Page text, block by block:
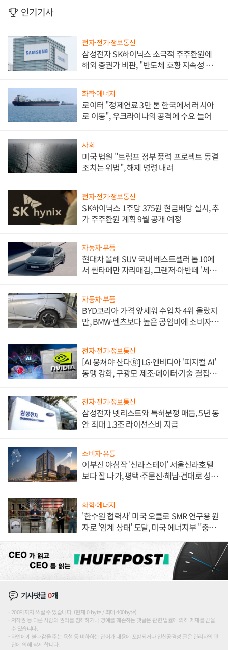
인기기사
전자·전기·정보통신
삼성전자 SK하이닉스 소극적 주주환원에
해외 증권가 비판, "반도체 호황 지속성 의
화학·에너지
로이터 "정제연료 3만 톤 한국에서 러시아
로 이동", 우크라이나의 공격에 수요 늘어
사회
미국 법원 "트럼프 정부 풍력 프로젝트 동결
조치는 위법", 해제 명령 내려
전자·전기·정보통신
SK하이닉스 1주당 375원 현금배당 실시, 추
가 주주환원 계획 9월 공개 예정
자동차·부품
현대차 올해 SUV 국내 베스트셀러 톱10에
서 싼타페만 자리매김, 그랜저·아반떼 '세단
자동차·부품
BYD코리아 가격 앞세워 수입차 4위 올랐지
만, BMW·벤츠보다 높은 공임비에 소비자
전자·전기·정보통신
[AI 뭉쳐야 산다⑧] LG·엔비디아 '피지컬 AI'
동맹 강화, 구광모 제조·데이터·기술 결집
전자·전기·정보통신
삼성전자 넷리스트와 특허분쟁 매듭, 5년 동
안 최대 1.3조 라이선스비 지급
소비자·유통
이부진 야심작 '신라스테이' 서울신라호텔
보다 잘 나가, 평택·주문진·해남·건대로 성
화학·에너지
'한수원 협력사' 미국 오클로 SMR 연구용 원
자로 '임계 상태' 도달, 미국 에너지부 "중요
기사댓글0개
200자까지 쓰실 수 있습니다. (현재 0 byte / 최대 400byte)
저작권 등 다른 사람의 권리를 침해하거나 명예를 훼손하는 댓글은 관련 법률에 의해 제재를 받을
수 있습니다.
타인에게 불쾌감을 주는 욕설 등 비하하는 단어가 내용에 포함되거나 인신공격성 글은 관리자의 판
단에 의해 삭제 합니다.